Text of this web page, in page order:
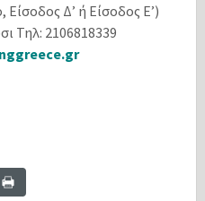
Δ’ ή Είσοδος Ε’)
Τηλ: 2106818339